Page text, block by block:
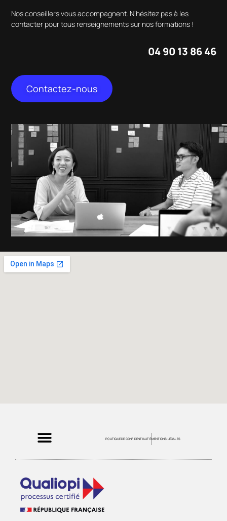
Nos conseillers vous accompagnent. N’hésitez pas à les
contacter pour tous renseignements sur nos formations !
04 90 13 86 46
Contactez-nous
POLITIQUE DE CONFIDENTIALITÉMENTIONS LÉGALES